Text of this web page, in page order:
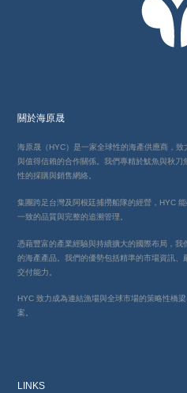
關於海原晟
海原晟（HYC）是一家全球性的海產供應商，
與值得信賴的合作關係。我們專精於魷魚與秋
性的採購與銷售網絡。
集團跨足台灣及阿根廷捕撈船隊的經營，HYC
一致的品質與完整的追溯管理。
憑藉豐富的產業經驗與持續擴大的國際布局，
的海產產品。我們的優勢包括精準的市場資訊
交付能力。
HYC 致力成為連結漁場與全球市場的策略性橋
案。
LINKS